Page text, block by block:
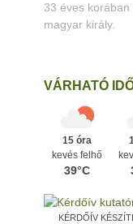
A
győzelem, ahol a
győzték le a
VÁRHATÓ
15 óra
kevés felhő
39°C
KÉRDŐÍV